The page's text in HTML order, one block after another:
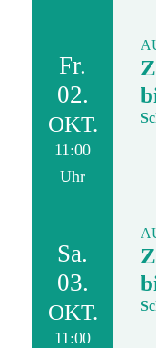
Fr.
02.
OKT.
11:00
Uhr
Sa.
03.
OKT.
11:00